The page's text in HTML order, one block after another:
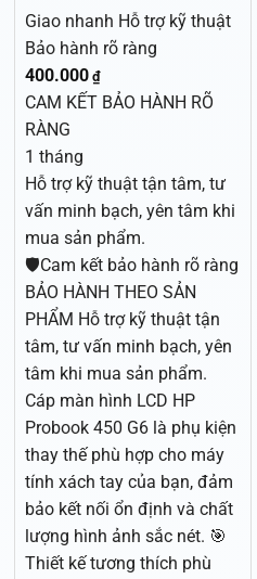
Giao nhanh Hỗ trợ kỹ thuật
Bảo hành rõ ràng
400.000 ₫
CAM KẾT BẢO HÀNH RÕ
RÀNG
1 tháng
Hỗ trợ kỹ thuật tận tâm, tư
vấn minh bạch, yên tâm khi
mua sản phẩm.
🛡️Cam kết bảo hành rõ ràng
BẢO HÀNH THEO SẢN
PHẨM Hỗ trợ kỹ thuật tận
tâm, tư vấn minh bạch, yên
tâm khi mua sản phẩm.
Cáp màn hình LCD HP
Probook 450 G6 là phụ kiện
thay thế phù hợp cho máy
tính xách tay của bạn, đảm
bảo kết nối ổn định và chất
lượng hình ảnh sắc nét. 🎯
Thiết kế tương thích phù